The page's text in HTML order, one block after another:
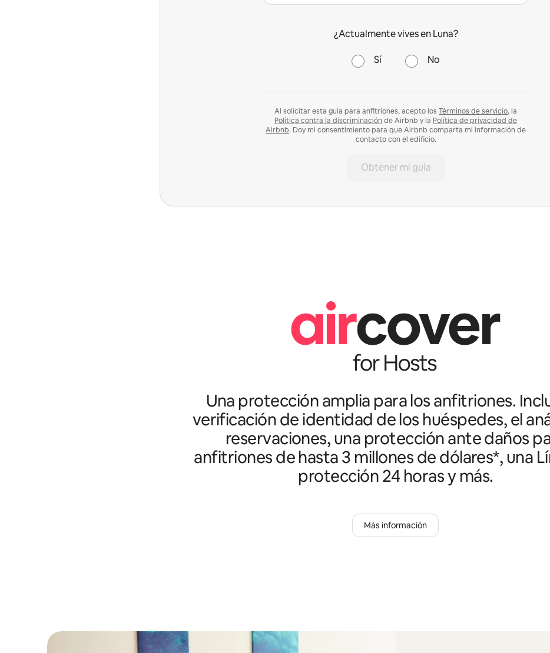
¿Actualmente vives en Luna?
Sí No
Al solicitar esta guía para anfitriones, acepto los Términos de servicio, la
Política contra la discriminación de Airbnb y la Política de privacidad de
Airbnb. Doy mi consentimiento para que Airbnb comparta mi información de
contacto con el edificio.
Obtener mi guía
Una protección amplia para los anfitriones.
verificación de identidad de los huéspedes, el
reservaciones, una protección ante daños
anfitriones de hasta 3 millones de dólares*, una
protección 24 horas y más.
Más información